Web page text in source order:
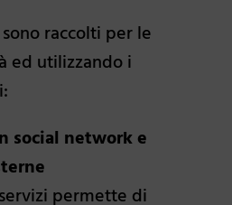
raccolti per le
ed utilizzando i
social network e
permette di